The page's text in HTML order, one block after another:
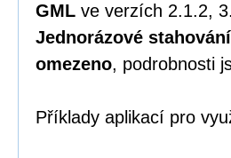
GML ve verzích 2.1.2,
Jednorázové
omezeno, podrobnosti
Příklady aplikací pro